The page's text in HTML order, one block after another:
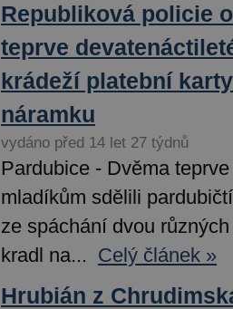
Republiková policie
teprve
krádeží platební
náramku
vydáno před 14 let 27 týdnů
Pardubice - Dvěma
mladíkům sdělili
ze spáchání dvou
kradl na... Celý článek »
Hrubián z